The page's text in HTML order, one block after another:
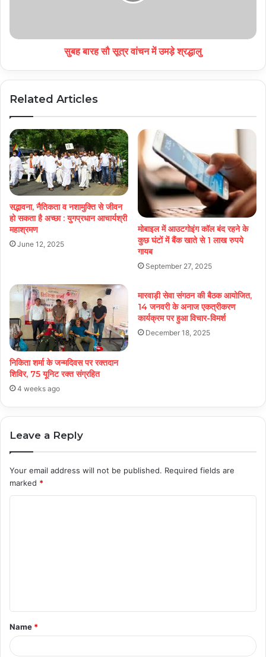
सुबह बारह सौ सूत्र वांचन में उमड़े श्रद्धालु
Related Articles
सद्भावना, नैतिकता व नशामुक्ति से जीवन
हो सकता है अच्छा : युगप्रधान आचार्यश्री
महाश्रमण
June 12, 2025
मोबाइल में आउटगोइंग कॉल बंद रहने के
कुछ घंटों में बैंक खाते से 1 लाख रुपये
गायब
September 27, 2025
निकिता शर्मा के जन्मदिवस पर रक्तदान
शिविर, 75 यूनिट रक्त संग्रहित
4 weeks ago
मारवाड़ी सेवा संगठन की बैठक आयोजित,
14 जनवरी के अनाज एकत्रीकरण
कार्यक्रम पर हुआ विचार-विमर्श
December 18, 2025
Leave a Reply
Your email address will not be published. Required fields are
marked *
t
*
Name *